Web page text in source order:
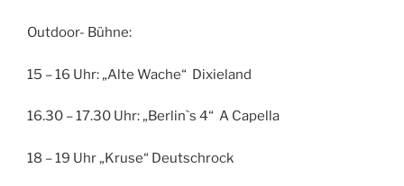
Outdoor- Bühne:
15 – 16 Uhr: „Alte Wache“ Dixieland
16.30 – 17.30 Uhr: „Berlin`s 4“ A Capella
18 – 19 Uhr „Kruse“ Deutschrock